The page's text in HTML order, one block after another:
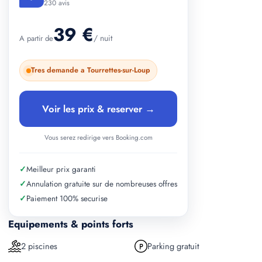
Equipements & points forts
2 piscines
Parking gratuit
230 avis
A partir de39 €/ nuit
Tres demande a Tourrettes-sur-Loup
Voir les prix & reserver →
Vous serez redirige vers Booking.com
✓Meilleur prix garanti
✓Annulation gratuite sur de nombreuses offres
✓Paiement 100% securise